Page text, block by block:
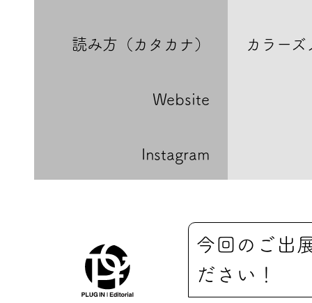
読み方（カタカナ） カラーズ
Website
Instagram
今回のご出
ださい！